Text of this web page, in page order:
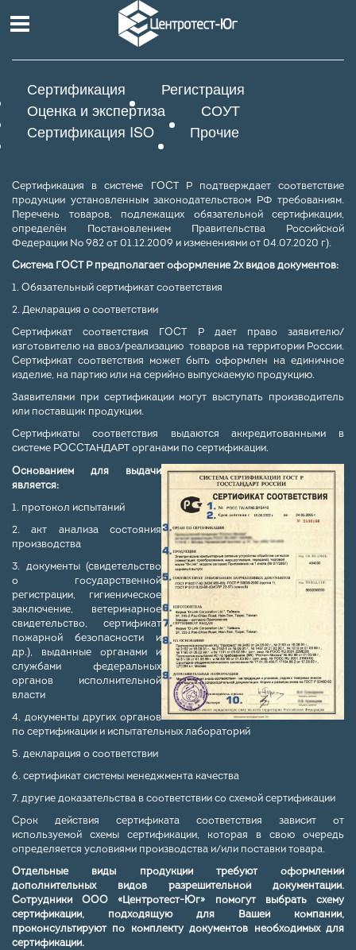
Сертификация
Регистрация
Оценка и экспертиза
СОУТ
Сертификация ISO
Прочие
Сертификация в системе ГОСТ Р подтверждает соответствие
продукции установленным законодательством РФ требованиям.
Перечень товаров, подлежащих обязательной сертификации,
определён Постановлением Правительства Российской
Федерации № 982 от 01.12.2009 и изменениями от 04.07.2020 г).
Система ГОСТ Р предполагает оформление 2х видов документов:
1. Обязательный сертификат соответствия
2. Декларация о соответствии
Сертификат соответствия ГОСТ Р дает право заявителю/
изготовителю на ввоз/реализацию товаров на территории России.
Сертификат соответствия может быть оформлен на единичное
изделие, на партию или на серийно выпускаемую продукцию.
Заявителями при сертификации могут выступать производитель
или поставщик продукции.
Сертификаты соответствия выдаются аккредитованными в
системе РОССТАНДАРТ органами по сертификации.
Основанием для выдачи
является:
1. протокол испытаний
2. акт анализа состояния
производства
3. документы (свидетельство
о государственной
регистрации, гигиеническое
заключение, ветеринарное
свидетельство, сертификат
пожарной безопасности и
др.), выданные органами и
службами федеральных
органов исполнительной
власти
4. документы других органов
по сертификации и испытательных лабораторий
5. декларация о соответствии
6. сертификат системы менеджмента качества
7. другие доказательства в соответствии со схемой сертификации
Срок действия сертификата соответствия зависит от
используемой схемы сертификации, которая в свою очередь
определяется условиями производства и/или поставки товара.
Отдельные виды продукции требуют оформлений
дополнительных видов разрешительной документации.
Сотрудники ООО «Центротест-Юг» помогут выбрать схему
сертификации, подходящую для Вашей компании,
проконсультируют по комплекту документов необходимых для
сертификации.